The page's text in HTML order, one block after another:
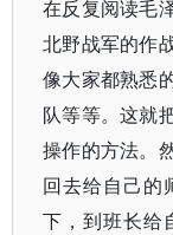
在反复阅读毛
北野战军的作
像大家都熟悉
队等等。这就
操作的方法。
回去给自己的
下，到班长给